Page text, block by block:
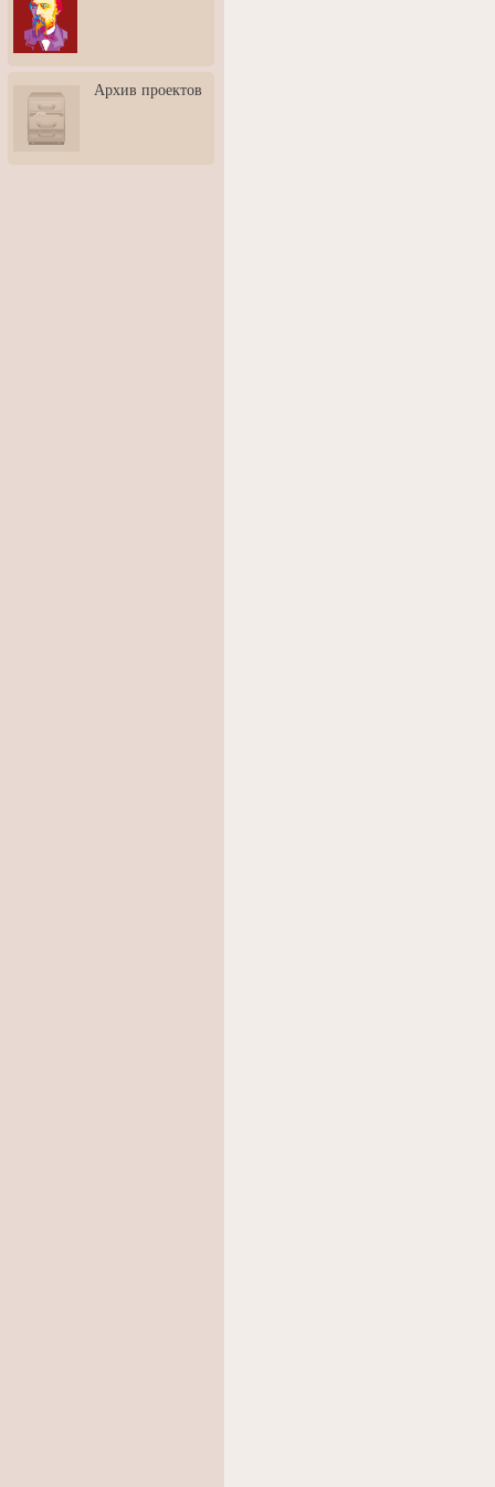
3: Обусловленности
человека и их влияние на
карьеру
скульптором Дмитрием
Тугариновым
АртБульвар в День города
Архив проектов